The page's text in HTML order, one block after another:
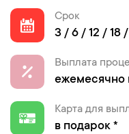
Срок
3 / 6 / 12 / 18
Выплата
ежемесячно
Карта для
в подарок *